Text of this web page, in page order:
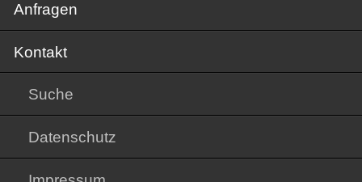
Anfragen
Kontakt
Suche
Datenschutz